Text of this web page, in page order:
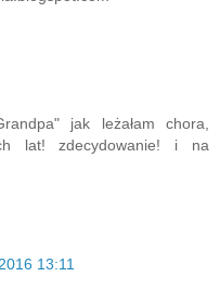
jak leżałam chora,
lat! zdecydowanie! i na
13:11